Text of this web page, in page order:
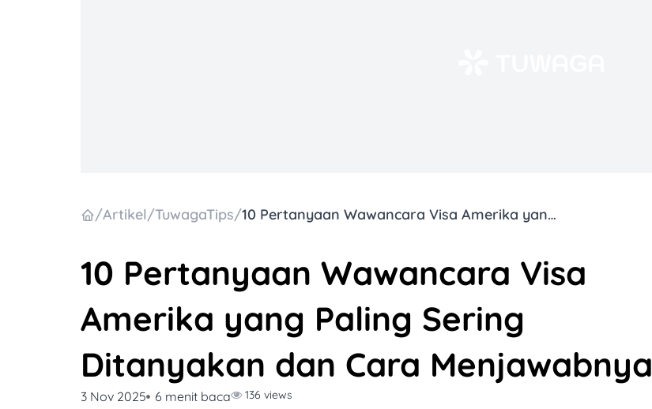
/Artikel/TuwagaTips/ 10 Pertanyaan Wawancara Visa Amerika yang Paling Sering Ditanyakan dan Cara Menjawabnya
10 Pertanyaan Wawancara Visa
Amerika yang Paling Sering
Ditanyakan dan Cara Menjawabnya
3 Nov 2025 6 menit baca
136 views